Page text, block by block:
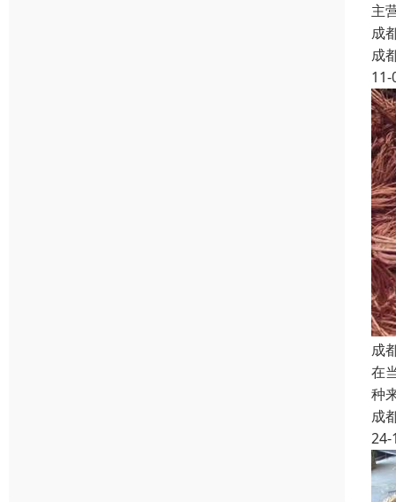
主
成
成
11-
成
在
种
成
24-